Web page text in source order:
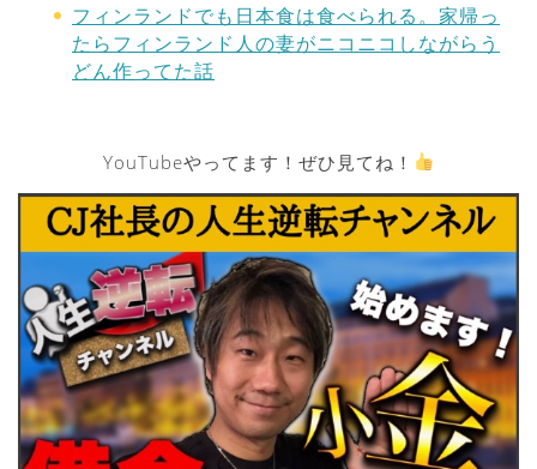
フィンランドでも日本食は食べられる。家帰っ
たらフィンランド人の妻がニコニコしながらう
どん作ってた話
YouTubeやってます！ぜひ見てね！